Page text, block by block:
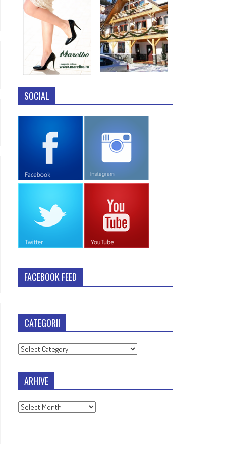
SOCIAL
FACEBOOK FEED
CATEGORII
Categorii
ARHIVE
Arhive